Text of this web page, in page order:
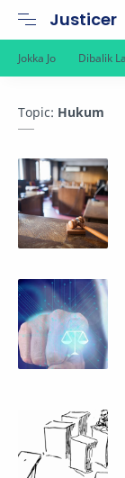
Justicer
Topic: Hukum